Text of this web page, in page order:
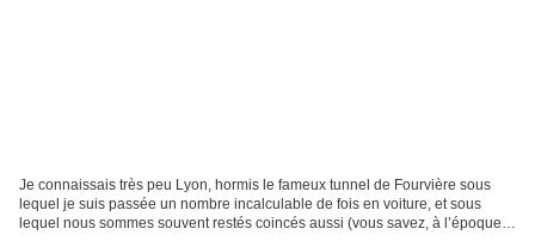
Je connaissais très peu Lyon, hormis le fameux tunnel de Fourvière sous
lequel je suis passée un nombre incalculable de fois en voiture, et sous
lequel nous sommes souvent restés coincés aussi (vous savez, à l’époque